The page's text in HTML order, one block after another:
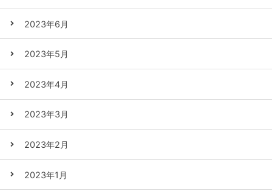
2023年6月
2023年5月
2023年4月
2023年3月
2023年2月
2023年1月